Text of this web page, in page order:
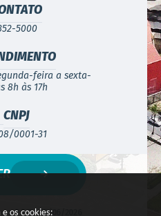
os cookies:
5000
feira a sexta-
8h às 17h
CNPJ
0001-31
3.5.3 - 19/06/2026